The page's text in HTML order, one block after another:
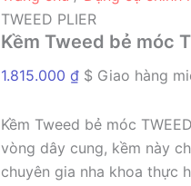
TWEED PLIER
Kềm Tweed bẻ móc
1.815.000 ₫ $ Giao hàng
Kềm Tweed bẻ móc
vòng dây cung, kềm này
chuyên gia nha khoa thực